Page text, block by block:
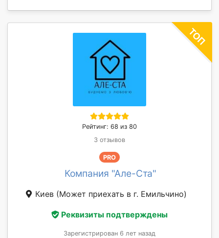
Рейтинг: 68 из 80
3 отзывов
PRO
Компания "Але-Ста"
Киев (Может приехать в г. Емильчино)
Реквизиты подтверждены
Зарегистрирован 6 лет назад